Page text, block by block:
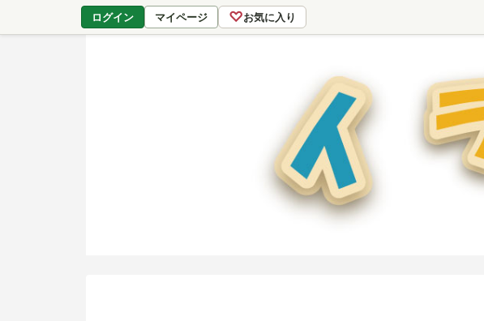
ログイン マイページ ♡お気に入り